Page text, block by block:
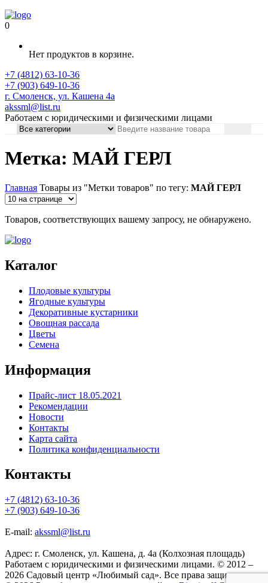
0
Нет продуктов в корзине.
+7 (4812) 63-10-36
+7 (903) 649-10-36
г. Смоленск, ул. Кашена 4а
akssml@list.ru
Работаем с юридическими и физическими лицами
Метка: МАЙ ГЕРЛ
Главная Товары из "Метки товаров" по тегу: МАЙ ГЕРЛ
Товаров, соответствующих вашему запросу, не обнаружено.
Каталог
Плодовые культуры
Ягодные культуры
Декоративные кустарники
Овощная рассада
Цветы
Семена
Информация
Прайс-лист 18.05.2021
Рекомендации
Новости
Контакты
Карта сайта
Политика конфиденциальности
Контакты
+7 (4812) 63-10-36
+7 (903) 649-10-36
E-mail: akssml@list.ru
Адрес: г. Смоленск, ул. Кашена, д. 4а (Колхозная площадь)
Работаем с юридическими и физическими лицами. © 2012 –
2026 Садовый центр «Любимый сад». Все права защищены.